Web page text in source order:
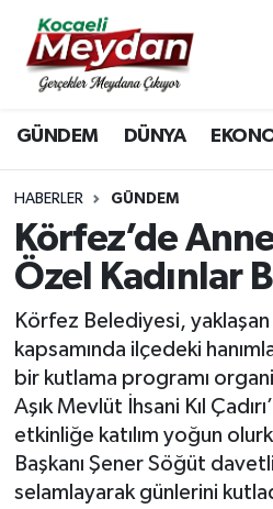
GÜNDEM DÜNYA
HABERLER GÜNDEM
Körfez’de
Özel Kadınlar
Körfez Belediyesi,
kapsamında ilçedeki
bir kutlama programı
Aşık Mevlüt İhsani Kıl
etkinliğe katılım yoğun
Başkanı Şener Söğüt
selamlayarak günlerini
Nöbetçi Eczaneler
Hava Durumu
Trafik Durumu
Süper Lig Puan Durumu
Son Dakika Haberleri
Haber Arşivi